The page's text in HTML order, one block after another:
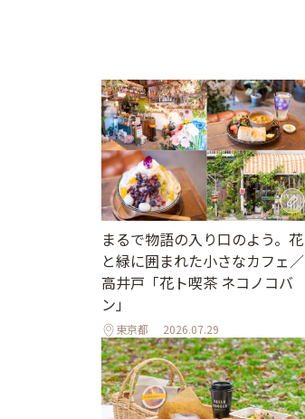
まるで物語の入り口のよう。花
と緑に囲まれた小さなカフェ／
高井戸「花ト喫茶 ネコノコバ
ン」
東京都 2026.07.29